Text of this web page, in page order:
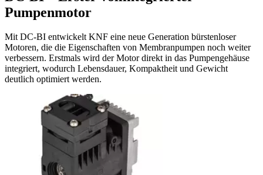
Pumpenmotor
Mit DC-BI entwickelt KNF eine neue Generation bürstenloser
Motoren, die die Eigenschaften von Membranpumpen noch weiter
verbessern. Erstmals wird der Motor direkt in das Pumpengehäuse
integriert, wodurch Lebensdauer, Kompaktheit und Gewicht
deutlich optimiert werden.